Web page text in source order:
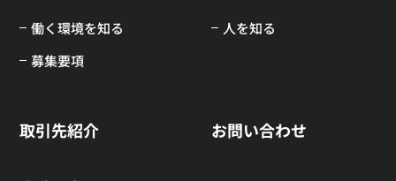
働く環境を知る
人を知る
募集要項
取引先紹介 お問い合わせ